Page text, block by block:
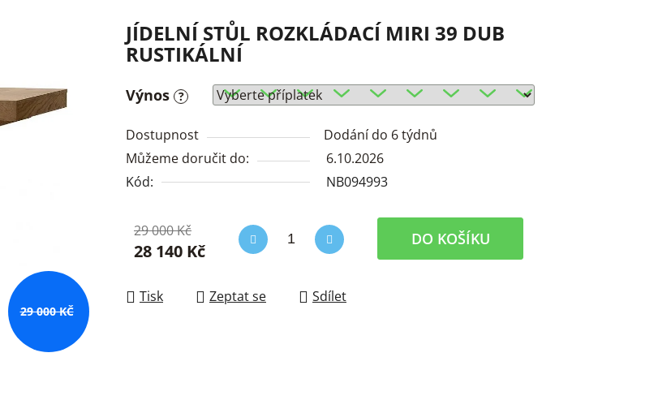
JÍDELNÍ STŮL ROZKLÁDACÍ MIRI 39 DUB
RUSTIKÁLNÍ
Výnos ?
Dostupnost
Dodání do 6 týdnů
Můžeme doručit do:
6.10.2026
Kód:
NB094993
29 000 Kč
28 140 Kč
DO KOŠÍKU
Tisk Zeptat se Sdílet
29 000 KČ